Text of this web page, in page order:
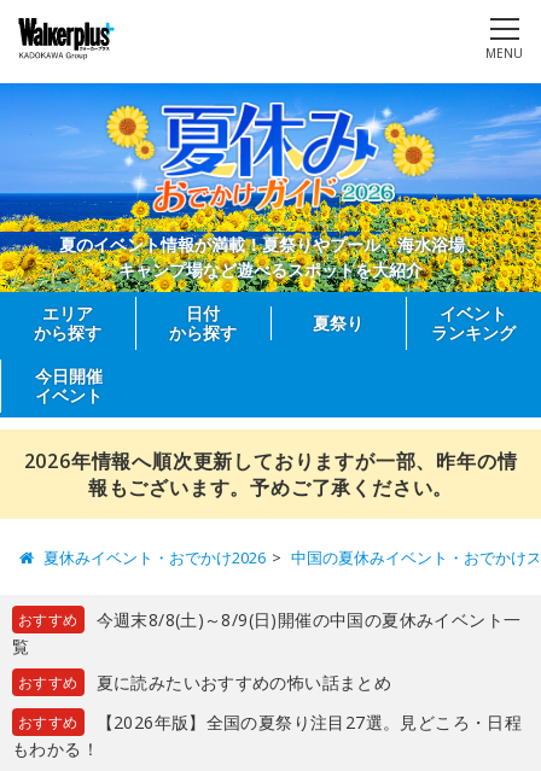
MENU
夏のイベント情報が満載！夏祭りやプール、海水浴場、
キャンプ場など遊べるスポットを大紹介
エリア
から探す
日付
から探す
夏祭り
イベント
ランキング
今日開催
イベント
2026年情報へ順次更新しておりますが一部、昨年の情
報もございます。予めご了承ください。
夏休みイベント・おでかけ2026 中国の夏休みイベント・おでかけ
おすすめ
今週末8/8(土)～8/9(日)開催の中国の夏休みイベント一
覧
おすすめ 夏に読みたいおすすめの怖い話まとめ
おすすめ
【2026年版】全国の夏祭り注目27選。見どころ・日程
もわかる！